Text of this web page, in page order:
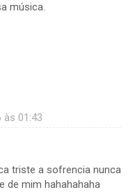
música.
às 01:43
triste a sofrencia nunca
de mim hahahahaha